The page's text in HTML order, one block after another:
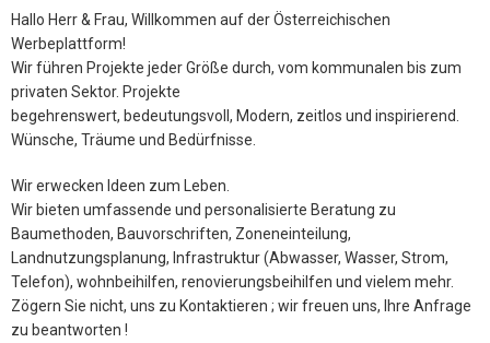
Hallo Herr & Frau, Willkommen auf der Österreichischen
Werbeplattform!
Wir führen Projekte jeder Größe durch, vom kommunalen bis zum
privaten Sektor. Projekte
begehrenswert, bedeutungsvoll, Modern, zeitlos und inspirierend.
Wünsche, Träume und Bedürfnisse.
Wir erwecken Ideen zum Leben.
Wir bieten umfassende und personalisierte Beratung zu
Baumethoden, Bauvorschriften, Zoneneinteilung,
Landnutzungsplanung, Infrastruktur (Abwasser, Wasser, Strom,
Telefon), wohnbeihilfen, renovierungsbeihilfen und vielem mehr.
Zögern Sie nicht, uns zu Kontaktieren ; wir freuen uns, Ihre Anfrage
zu beantworten !